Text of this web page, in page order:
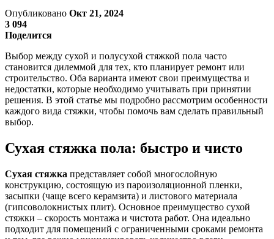
Опубликовано Окт 21, 2024
3 094
Поделится
Выбор между сухой и полусухой стяжкой пола часто
становится дилеммой для тех, кто планирует ремонт или
строительство. Оба варианта имеют свои преимущества и
недостатки, которые необходимо учитывать при принятии
решения. В этой статье мы подробно рассмотрим особенности
каждого вида стяжки, чтобы помочь вам сделать правильный
выбор.
Сухая стяжка пола: быстро и чисто
Сухая стяжка представляет собой многослойную
конструкцию, состоящую из пароизоляционной пленки,
засыпки (чаще всего керамзита) и листового материала
(гипсоволокнистых плит). Основное преимущество сухой
стяжки – скорость монтажа и чистота работ. Она идеально
подходит для помещений с ограниченными сроками ремонта